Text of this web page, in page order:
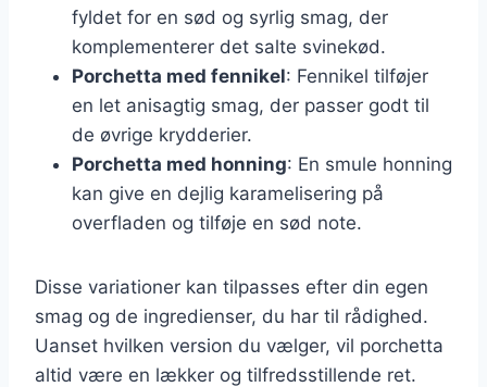
fyldet for en sød og syrlig smag, der
komplementerer det salte svinekød.
Porchetta med fennikel: Fennikel tilføjer
en let anisagtig smag, der passer godt til
de øvrige krydderier.
Porchetta med honning: En smule honning
kan give en dejlig karamelisering på
overfladen og tilføje en sød note.
Disse variationer kan tilpasses efter din egen
smag og de ingredienser, du har til rådighed.
Uanset hvilken version du vælger, vil porchetta
altid være en lækker og tilfredsstillende ret.